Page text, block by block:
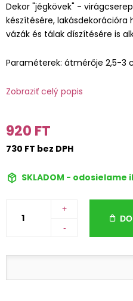
Dekor "jégkövek" -
készítésére, lakásdekorációra
vázák és tálak díszítésére is
Paraméterek: átmérője 2,5-3
Zobraziť celý popis
920 FT
730 FT bez DPH
SKLADOM - odosielame
+
-